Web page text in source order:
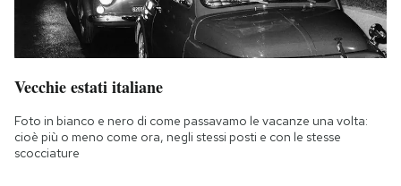
Vecchie estati italiane
Foto in bianco e nero di come passavamo le vacanze una volta:
cioè più o meno come ora, negli stessi posti e con le stesse
scocciature